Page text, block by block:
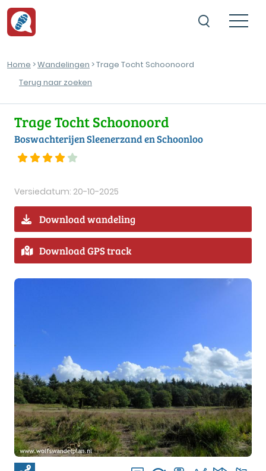
Home >Wandelingen > Trage Tocht Schoonoord
Terug naar zoeken
Trage Tocht Schoonoord
Boswachterijen Sleenerzand en Schoonloo
Versiedatum: 20-10-2025
Download wandeling
Download GPS track